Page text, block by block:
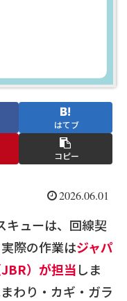
はてブ
コピー
2026.06.01
キューは、回線契
際の作業はジャパ
）が担当しま
わり・カギ・ガラ